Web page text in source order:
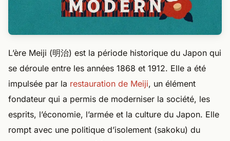
L’ère Meiji (明治) est la période historique du Japon qui
se déroule entre les années 1868 et 1912. Elle a été
impulsée par la restauration de Meiji, un élément
fondateur qui a permis de moderniser la société, les
esprits, l’économie, l’armée et la culture du Japon. Elle
rompt avec une politique d’isolement (sakoku) du